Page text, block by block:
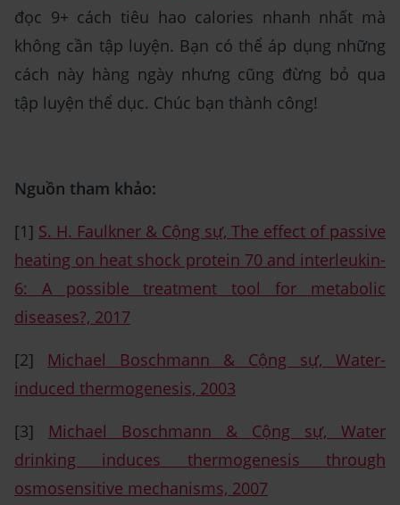
đọc 9+ cách tiêu hao calories nhanh nhất mà
không cần tập luyện. Bạn có thể áp dụng những
cách này hàng ngày nhưng cũng đừng bỏ qua
tập luyện thể dục. Chúc bạn thành công!
Nguồn tham khảo:
[1] S. H. Faulkner & Cộng sự, The effect of passive
heating on heat shock protein 70 and interleukin-
6: A possible treatment tool for metabolic
diseases?, 2017
[2] Michael Boschmann & Cộng sự, Water-
induced thermogenesis, 2003
[3] Michael Boschmann & Cộng sự, Water
drinking induces thermogenesis through
osmosensitive mechanisms, 2007